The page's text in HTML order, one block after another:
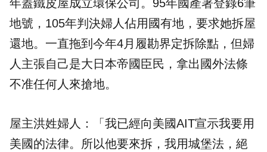
年蓋鐵皮屋成立環保公司。95年國產署登錄6筆
地號，105年判決婦人佔用國有地，要求她拆屋
還地。一直拖到今年4月履勘界定拆除點，但婦
人主張自己是大日本帝國臣民，拿出國外法條
不准任何人來搶地。
屋主洪姓婦人：「我已經向美國AIT宣示我要用
美國的法律。所以他要來拆，我用城堡法，絕